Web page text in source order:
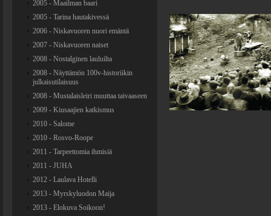
2005 - Maailman baari
2005 - Tarina hautakivessä
2006 - Niskavuoren nuori emäntä
2007 - Niskavuoren naiset
2008 - Nostalginen lauluilta
2008 - Näyttämön 100v-historiikin
julkaisutilaisuus
2008 - Mustalaisleiri muuttaa taivaaseen
2009 - Kiusaajien katkismus
2010 - Salome
2010 - Rosvo-Roope
2011 - Tarpeettomia ihmisiä
2011 - JUHA
2012 - Laulava Hotelli
2013 - Myrskyluodon Maija
2013 - Elokuva Soikoon!